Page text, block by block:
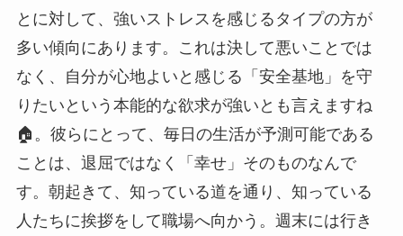
とに対して、強いストレスを感じるタイプの方が
多い傾向にあります。これは決して悪いことでは
なく、自分が心地よいと感じる「安全基地」を守
りたいという本能的な欲求が強いとも言えますね
🏠。彼らにとって、毎日の生活が予測可能である
ことは、退屈ではなく「幸せ」そのものなんで
す。朝起きて、知っている道を通り、知っている
人たちに挨拶をして職場へ向かう。週末には行き